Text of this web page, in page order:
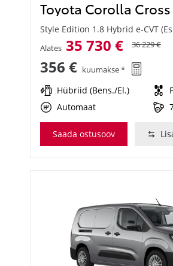
Toyota Corolla Cross
Style Edition 1.8 Hybrid e-CVT
Alates 35 730 € 36 229 €
356 € kuumakse *
Hübriid (Bens./El.)
Automaat
Saada ostusoov